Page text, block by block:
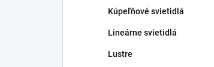
Kúpeľňové svietidlá
Lineárne svietidlá
Lustre